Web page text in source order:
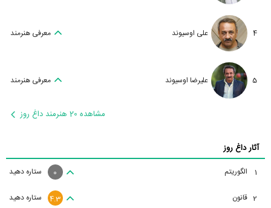
4 علی اوسیوند معرفی هنرمند
5 علیرضا اوسیوند معرفی هنرمند
مشاهده 20 هنرمند داغ روز
آثار داغ روز
1 الگوریتم ستاره دهید 0
2 قانون ستاره دهید 4.3